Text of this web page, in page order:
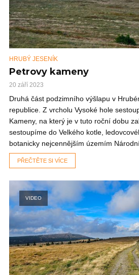
HRUBÝ JESENÍK
Petrovy kameny
20 září 2023
Druhá část podzimního výšlapu v
republice. Z vrcholu Vysoké hole
Kameny, na který je v tuto roční dobu
sestoupíme do Velkého kotle,
botanicky nejcennějším územím
PŘEČTĚTE SI VÍCE
VIDEO